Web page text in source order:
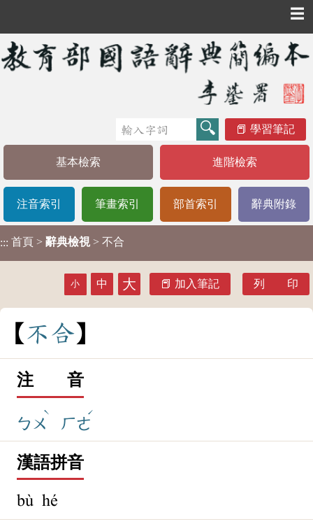
☰
學習筆記
基本檢索 進階檢索
注音索引 筆畫索引 部首索引 辭典附錄
::: 首頁 > 辭典檢視 > 不合
小 中 大 加入筆記 列 印
不合
注 音
ㄅㄨ
ˋ
ㄏㄜ
ˊ
漢語拼音
bù hé